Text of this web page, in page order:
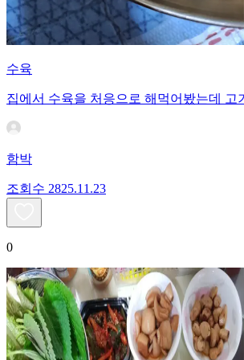
수육
집에서 수육을 처응으로 해먹어봤는데
함박
조회수 2825.11.23
0